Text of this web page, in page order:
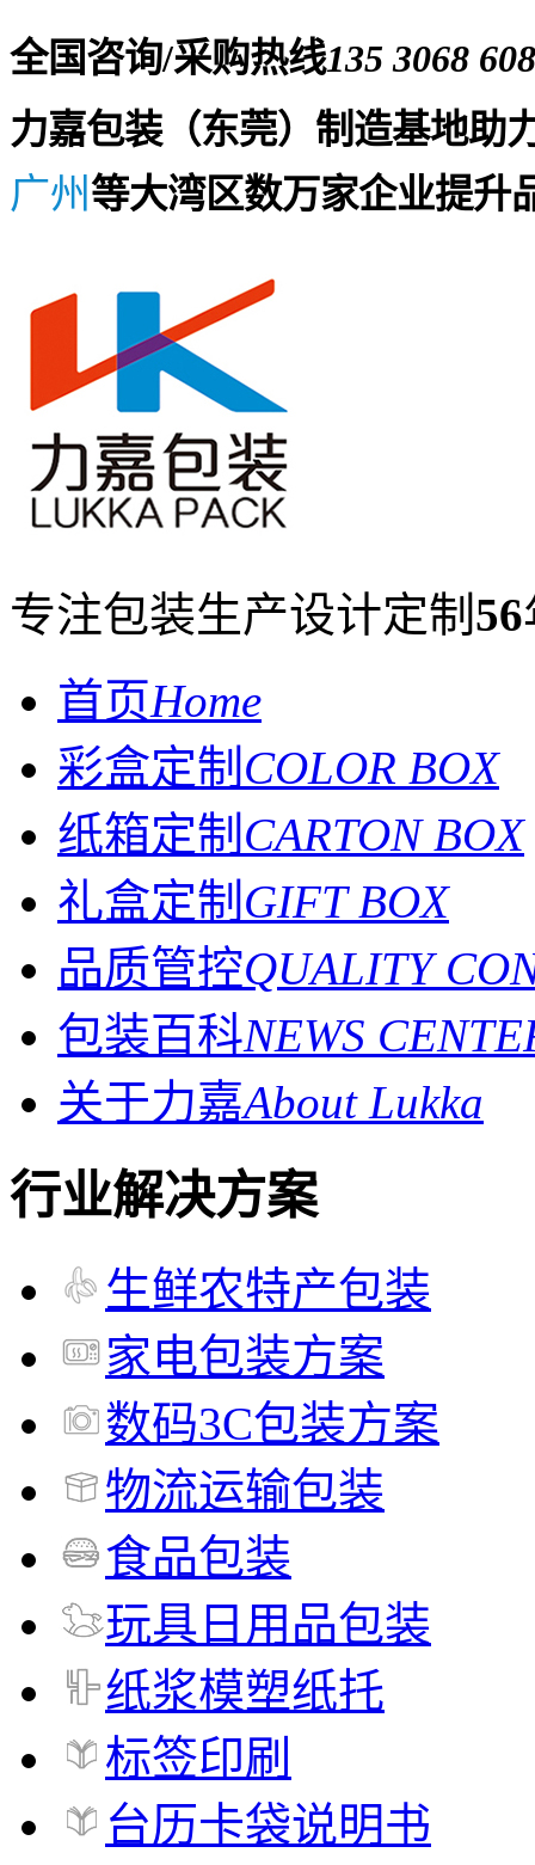
全国咨询/采购热线135 3068
力嘉包装（东莞）制造基地助
广州等大湾区数万家企业提升
专注包装生产设计定制 56
首页Home
彩盒定制 COLOR BOX
纸箱定制 CARTON BOX
礼盒定制 GIFT BOX
品质管控QUALITY
包装百科NEWS
关于力嘉About Lukka
行业解决方案
生鲜农特产包装
家电包装方案
数码3C包装方案
物流运输包装
食品包装
玩具日用品包装
纸浆模塑纸托
标签印刷
台历卡袋说明书